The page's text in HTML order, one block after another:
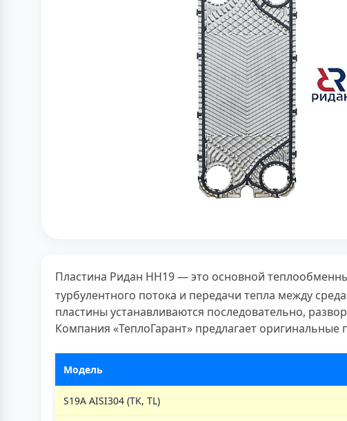
Пластина Ридан НН19 — это основной
турбулентного потока и передачи тепла между
пластины устанавливаются последовательно,
Компания «ТеплоГарант» предлагает
Модель
S19A AISI304 (TK, TL)